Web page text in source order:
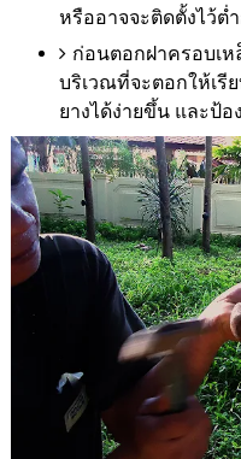
หรืออาจจะติดตั้งไว้ต่
ก่อนตอกฝาครอบเห
บริเวณที่จะตอกให้เรี
ยางได้ง่ายขึ้น และป้